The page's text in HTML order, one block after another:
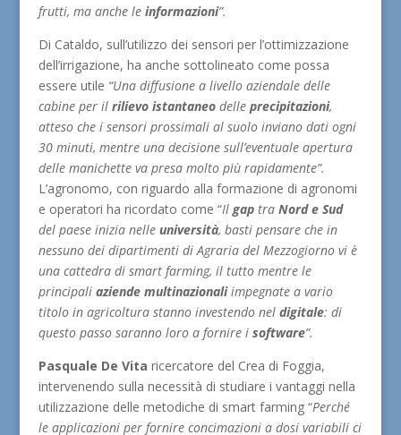
frutti, ma anche le informazioni”.
Di Cataldo, sull’utilizzo dei sensori per l’ottimizzazione
dell’irrigazione, ha anche sottolineato come possa
essere utile “Una diffusione a livello aziendale delle
cabine per il rilievo istantaneodelle precipitazioni,
atteso che i sensori prossimali al suolo inviano dati ogni
30 minuti, mentre una decisione sull’eventuale apertura
delle manichette va presa molto più rapidamente”.
L’agronomo, con riguardo alla formazione di agronomi
e operatori ha ricordato come “Il gaptra Nord e Sud
del paese inizia nelle università, basti pensare che in
nessuno dei dipartimenti di Agraria del Mezzogiorno vi è
una cattedra di smart farming, il tutto mentre le
principaliaziende multinazionaliimpegnate a vario
titolo in agricoltura stanno investendo nel digitale: di
questo passo saranno loro a fornire i software”.
Pasquale De Vita ricercatore del Crea di Foggia,
intervenendo sulla necessità di studiare i vantaggi nella
utilizzazione delle metodiche di smart farming “Perché
le applicazioni per fornire concimazioni a dosi variabili ci